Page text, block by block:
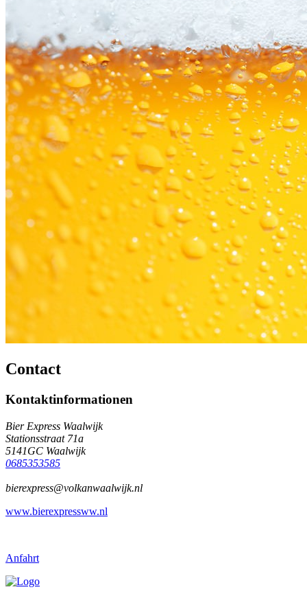
Contact
Kontaktinformationen
Bier Express Waalwijk
Stationsstraat 71a
5141GC Waalwijk
0685353585
bierexpress@volkanwaalwijk.nl
www.bierexpressww.nl
Anfahrt